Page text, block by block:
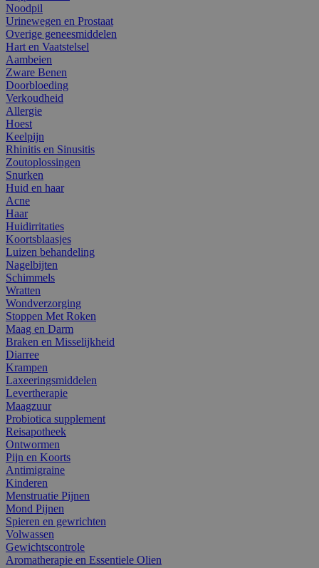
Noodpil
Urinewegen en Prostaat
Overige geneesmiddelen
Hart en Vaatstelsel
Aambeien
Zware Benen
Doorbloeding
Verkoudheid
Allergie
Hoest
Keelpijn
Rhinitis en Sinusitis
Zoutoplossingen
Snurken
Huid en haar
Acne
Haar
Huidirritaties
Koortsblaasjes
Luizen behandeling
Nagelbijten
Schimmels
Wratten
Wondverzorging
Stoppen Met Roken
Maag en Darm
Braken en Misselijkheid
Diarree
Krampen
Laxeeringsmiddelen
Levertherapie
Maagzuur
Probiotica supplement
Reisapotheek
Ontwormen
Pijn en Koorts
Antimigraine
Kinderen
Menstruatie Pijnen
Mond Pijnen
Spieren en gewrichten
Volwassen
Gewichtscontrole
Aromatherapie en Essentiele Olien